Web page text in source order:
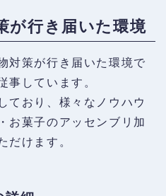
が行き届いた環境
対策が行き届いた環境で
しています。
ており、様々なノウハウ
お菓子のアッセンブリ加
けます。